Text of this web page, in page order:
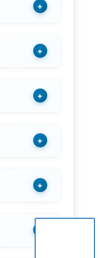
+
+
+
+
+